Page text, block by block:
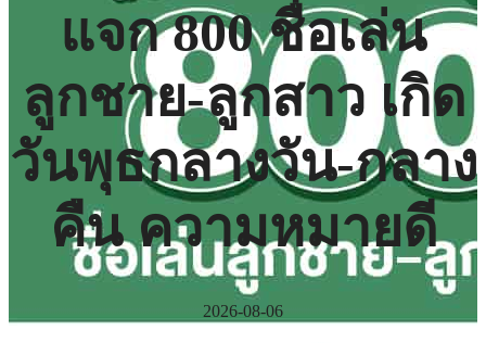
แจก 800 ชื่อเล่น
ลูกชาย-ลูกสาว เกิด
วันพุธกลางวัน-กลาง
คืน ความหมายดี
2026-08-06